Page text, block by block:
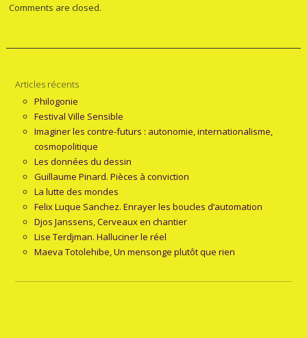
Comments are closed.
Articles récents
Philogonie
Festival Ville Sensible
Imaginer les contre-futurs : autonomie, internationalisme,
cosmopolitique
Les données du dessin
Guillaume Pinard. Pièces à conviction
La lutte des mondes
Felix Luque Sanchez. Enrayer les boucles d’automation
Djos Janssens, Cerveaux en chantier
Lise Terdjman. Halluciner le réel
Maeva Totolehibe, Un mensonge plutôt que rien